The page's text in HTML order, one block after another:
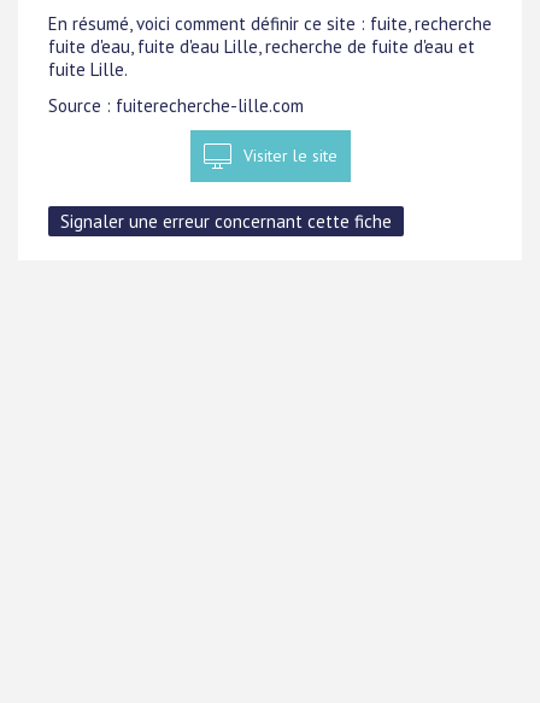
En résumé, voici comment définir ce site : fuite, recherche
fuite d'eau, fuite d'eau Lille, recherche de fuite d'eau et
fuite Lille.
Source : fuiterecherche-lille.com
Visiter le site